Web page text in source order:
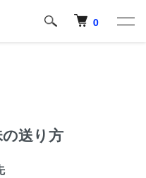
0
送り方